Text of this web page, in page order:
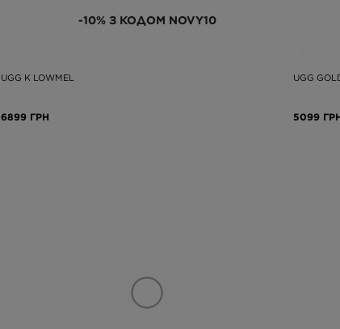
-10% З КОДОМ NOVY10
UGG K LOWMEL
6899 ГРН
UGG
5099